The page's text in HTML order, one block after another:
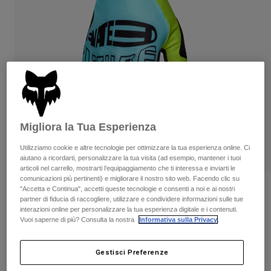
Pantaloncini
Giacche
Protezioni
Maschere
Calze
Giacche
Protezioni
Maschere
Calze
Borse e accessori
Parti di ricambio
Donna
T-shirt
Felpe
Giacche
Pantaloni & Pantaloncini
Camicie
Vedi tutto
Vedi tutto
Caschi
Maglie​
Pantaloni
Stivali
Protezioni
Guanti
Recensioni
Guanti Flexair Elevated
Prodotto n.33602-116-S
Price reduced from
€ 39.99to€ 23.99 40% OFF
Migliora la Tua Esperienza
Utilizziamo cookie e altre tecnologie per ottimizzare la tua esperienza online. Ci
aiutano a ricordarti, personalizzare la tua visita (ad esempio, mantener i tuoi
articoli nel carrello, mostrarti l’equipaggiamento che ti interessa e inviarti le
comunicazioni più pertinenti) e migliorare il nostro sito web. Facendo clic su
"Accetta e Continua", accetti queste tecnologie e consenti a noi e ai nostri
partner di fiducia di raccogliere, utilizzare e condividere informazioni sulle tue
interazioni online per personalizzare la tua esperienza digitale e i contenuti.
Vuoi saperne di più? Consulta la nostra
Informativa sulla Privacy
Gestisci Preferenze